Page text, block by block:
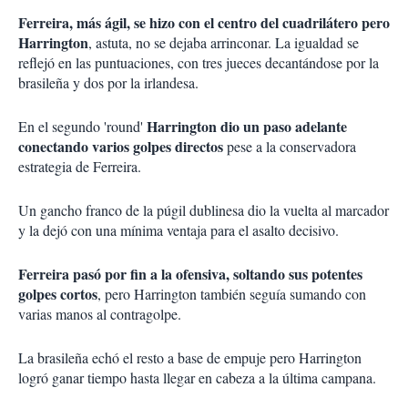
Ferreira, más ágil, se hizo con el centro del cuadrilátero pero
Harrington, astuta, no se dejaba arrinconar. La igualdad se
reflejó en las puntuaciones, con tres jueces decantándose por la
brasileña y dos por la irlandesa.
En el segundo 'round' Harrington dio un paso adelante
conectando varios golpes directospese a la conservadora
estrategia de Ferreira.
Un gancho franco de la púgil dublinesa dio la vuelta al marcador
y la dejó con una mínima ventaja para el asalto decisivo.
Ferreira pasó por fin a la ofensiva, soltando sus potentes
golpes cortos, pero Harrington también seguía sumando con
varias manos al contragolpe.
La brasileña echó el resto a base de empuje pero Harrington
logró ganar tiempo hasta llegar en cabeza a la última campana.